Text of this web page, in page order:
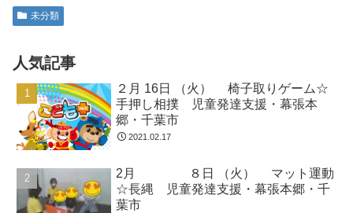
未分類
人気記事
２月 16日 （火） 椅子取りゲーム☆
手押し相撲 児童発達支援・幕張本
郷・千葉市
2021.02.17
2月 ８日 （火） マット運動
☆長縄 児童発達支援・幕張本郷・千
葉市